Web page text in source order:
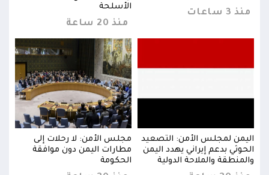
منذ 3 ساعات
الأسلحة
منذ 20 ساعة
اليمن لمجلس الأمن: التصعيد
الحوثي بدعم إيراني يهدد اليمن
والمنطقة والملاحة الدولية
مجلس الأمن: لا رحلات إلى
مطارات اليمن دون موافقة
الحكومة